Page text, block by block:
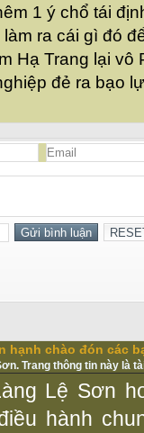
1 ý chổ tái
ra cái gì đó
Hạ Trang lại vô
đẻ ra bạo
hạnh chào đón các
Trang thông tin này là
Lệ Sơn
hành